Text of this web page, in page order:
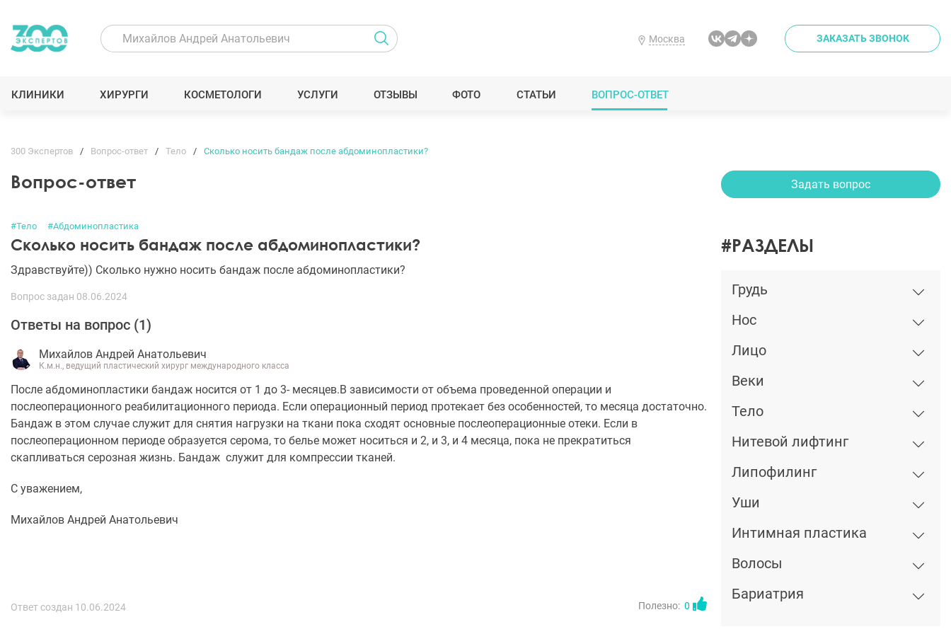
Москва ЗАКАЗАТЬ ЗВОНОК
КЛИНИКИ ХИРУРГИ КОСМЕТОЛОГИ УСЛУГИ ОТЗЫВЫ ФОТО СТАТЬИ ВОПРОС-ОТВЕТ
300 Экспертов Вопрос-ответ Тело Сколько носить бандаж после абдоминопластики?
Вопрос-ответ
#Тело #Абдоминопластика
Сколько носить бандаж после абдоминопластики?
Здравствуйте)) Сколько нужно носить бандаж после абдоминопластики?
Вопрос задан 08.06.2024
Ответы на вопрос (1)
Михайлов Андрей Анатольевич
К.м.н., ведущий пластический хирург международного класса
После абдоминопластики бандаж носится от 1 до 3- месяцев.В зависимости от объема проведенной операции и
послеоперационного реабилитационного периода. Если операционный период протекает без особенностей, то месяца достаточно.
Бандаж в этом случае служит для снятия нагрузки на ткани пока сходят основные послеоперационные отеки. Если в
послеоперационном периоде образуется серома, то белье может носиться и 2, и 3, и 4 месяца, пока не прекратиться
скапливаться серозная жизнь. Бандаж служит для компрессии тканей.
С уважением,
Михайлов Андрей Анатольевич
Ответ создан 10.06.2024 Полезно: 0
Задать вопрос
#РАЗДЕЛЫ
Грудь
Нос
Лицо
Веки
Тело
Нитевой лифтинг
Липофилинг
Уши
Интимная пластика
Волосы
Бариатрия